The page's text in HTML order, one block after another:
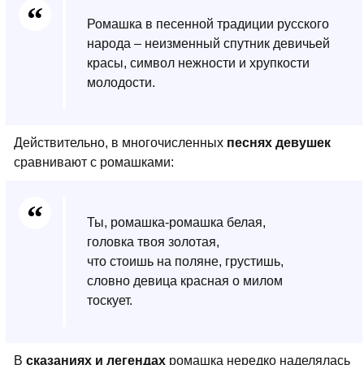
Ромашка в песенной традиции русского
народа – неизменный спутник девичьей
красы, символ нежности и хрупкости
молодости.
Действительно, в многочисленных песнях девушек
сравнивают с ромашками:
Ты, ромашка-ромашка белая,
головка твоя золотая,
что стоишь на поляне, грустишь,
словно девица красная о милом
тоскует.
В сказаниях и легендах ромашка нередко наделялась